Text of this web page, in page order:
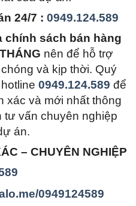
24/7 :0949.124.589
chính sách bán hàng
nên để hỗ trợ
và kịp thời. Quý
0949.124.589 để
xác và mới nhất thông
tư vấn chuyên nghiệp
án.
– CHUYÊN NGHIỆP
0949124589